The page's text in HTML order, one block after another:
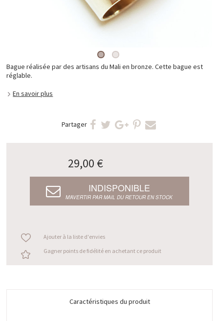
Bague réalisée par des artisans du Mali en bronze. Cette bague est
réglable.
En savoir plus
Partager
29,00 €
INDISPONIBLE
M’AVERTIR PAR MAIL DU RETOUR EN STOCK
Ajouter à la liste d'envies
Gagner points de fidélité en achetant ce produit
Caractéristiques du produit